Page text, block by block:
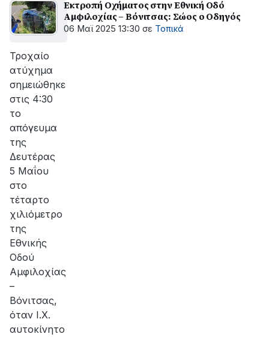
Εκτροπή Οχήματος στην Εθνική Οδό
Αμφιλοχίας – Βόνιτσας: Σώος ο Οδηγός
06 Μαϊ 2025 13:30 σε Τοπικά
Τροχαίο
ατύχημα
σημειώθηκε
στις 4:30
το
απόγευμα
της
Δευτέρας
5 Μαΐου
στο
τέταρτο
χιλιόμετρο
της
Εθνικής
Οδού
Αμφιλοχίας
–
Βόνιτσας,
όταν Ι.Χ.
αυτοκίνητο